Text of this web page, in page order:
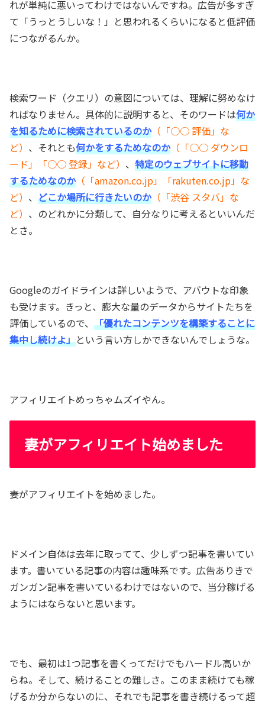
れが単純に悪いってわけではないんですね。広告が多すぎ
て「うっとうしいな！」と思われるくらいになると低評価
につながるんか。
検索ワード（クエリ）の意図については、理解に努めなけ
ればなりません。具体的に説明すると、そのワードは何か
を知るために検索されているのか（「○○ 評価」な
ど） 、それとも何かをするためなのか（「○○ ダウンロ
ード」「○○ 登録」など） 、 特定のウェブサイトに移動
するためなのか（「amazon.co.jp」「rakuten.co.jp」な
ど） 、 どこか場所に行きたいのか（「渋谷 スタバ」な
ど） 、のどれかに分類して、自分なりに考えるといいんだ
とさ。
Googleのガイドラインは詳しいようで、アバウトな印象
も受けます。きっと、膨大な量のデータからサイトたちを
評価しているので、 「優れたコンテンツを構築することに
集中し続けよ」という言い方しかできないんでしょうな。
アフィリエイトめっちゃムズイやん。
妻がアフィリエイト始めました
妻がアフィリエイトを始めました。
ドメイン自体は去年に取ってて、少しずつ記事を書いてい
ます。書いている記事の内容は趣味系です。広告ありきで
ガンガン記事を書いているわけではないので、当分稼げる
ようにはならないと思います。
でも、最初は1つ記事を書くってだけでもハードル高いか
らね。そして、続けることの難しさ。このまま続けても稼
げるか分からないのに、それでも記事を書き続けるって超